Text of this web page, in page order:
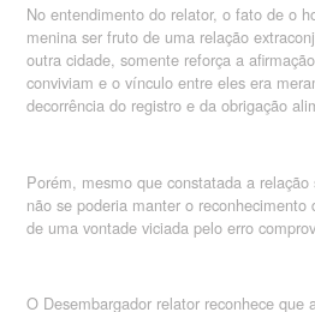
No entendimento do relator, o fato de o
menina ser fruto de uma relação
outra cidade, somente reforça a
conviviam e o vínculo entre eles era
decorrência do registro e da obrigação
Porém, mesmo que constatada a
não se poderia manter o reconhecimento
de uma vontade viciada pelo erro
O Desembargador relator reconhece que